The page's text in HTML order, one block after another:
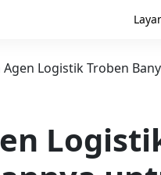
Logistik Troben